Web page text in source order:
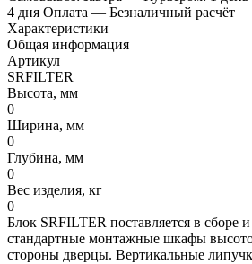
4 дня Оплата — Безналичный расчёт
Характеристики
Общая информация
Артикул
SRFILTER
Высота, мм
0
Ширина, мм
0
Глубина, мм
0
Вес изделия, кг
0
Блок SRFILTER поставляется в сборе
стандартные монтажные шкафы
стороны дверцы. Вертикальные